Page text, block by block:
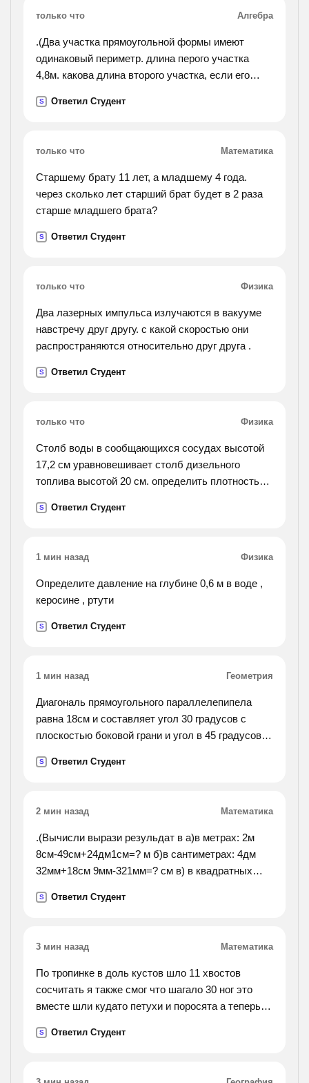
только что Алгебра
.(Два участка прямоугольной формы имеют
одинаковый периметр. длина перого участка
4,8м. какова длина второго участка, если его
S Ответил Студент
только что Математика
Старшему брату 11 лет, а младшему 4 года.
через сколько лет старший брат будет в 2 раза
старше младшего брата?
S Ответил Студент
только что Физика
Два лазерных импульса излучаются в вакууме
навстречу друг другу. с какой скоростью они
распространяются относительно друг друга .
S Ответил Студент
только что Физика
Столб воды в сообщающихся сосудах высотой
17,2 см уравновешивает столб дизельного
топлива высотой 20 см. определить плотность
S Ответил Студент
1 мин назад Физика
Определите давление на глубине 0,6 м в воде ,
керосине , ртути
S Ответил Студент
1 мин назад Геометрия
Диагональ прямоугольного параллелепипела
равна 18см и составляет угол 30 градусов с
плоскостью боковой грани и угол в 45 градусов с
параллелепипеда.
S Ответил Студент
2 мин назад Математика
.(Вычисли вырази резульдат в а)в метрах: 2м
8см-49см+24дм1см=? м б)в сантиметрах: 4дм
32мм+18см 9мм-321мм=? см в) в квадратных
придумал ,а миша составил уровнения. какие из
сколько работает в зооуголке, если каждый из
них ухаживает за тремя).
S Ответил Студент
3 мин назад Математика
По тропинке в доль кустов шло 11 хвостов
сосчитать я также смог что шагало 30 ног это
вместе шли кудато петухи и поросята а теперь
был бёы рад сколько было поросят? решить .
S Ответил Студент